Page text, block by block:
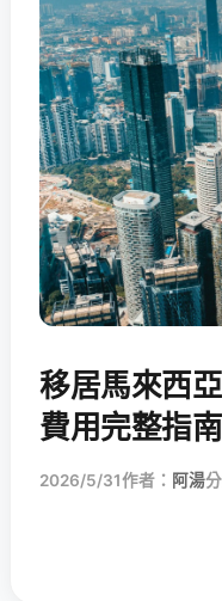
移居馬來西
費用完整指南
2026/5/31作者： 阿湯